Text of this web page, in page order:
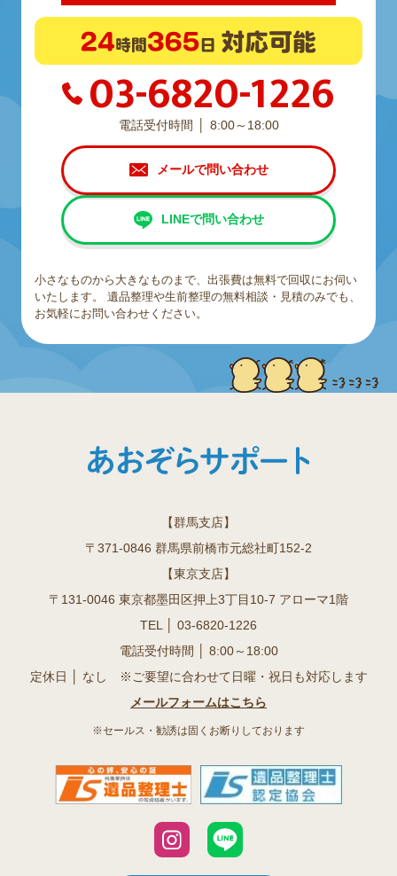
03-6820-1226
電話受付時間 8:00～18:00
メールで問い合わせ
LINEで問い合わせ
小さなものから大きなものまで、出張費は無料で回収にお伺い
いたします。
遺品整理や生前整理の無料相談・見積のみでも、
お気軽にお問い合わせください。
【群馬支店】
〒371-0846 群馬県前橋市元総社町152-2
【東京支店】
〒131-0046 東京都墨田区押上3丁目10-7 アローマ1階
TEL │ 03-6820-1226
電話受付時間 │ 8:00～18:00
定休日 │ なし ※ご要望に合わせて日曜・祝日も対応します
メールフォームはこちら
※セールス・勧誘は固くお断りしております